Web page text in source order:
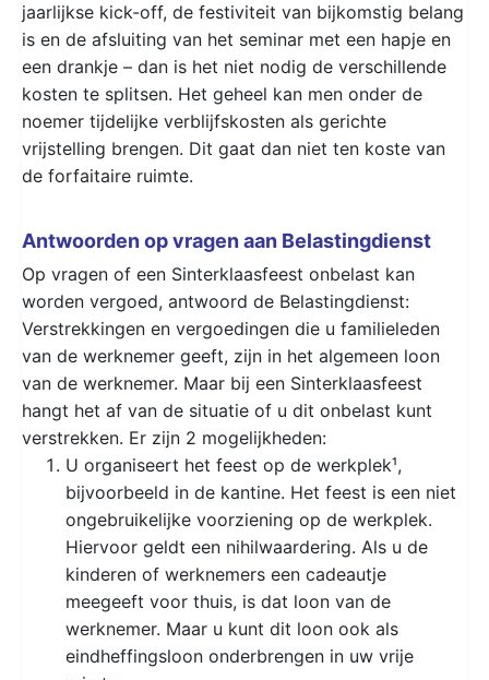
jaarlijkse kick-off, de festiviteit van bijkomstig belang
is en de afsluiting van het seminar met een hapje en
een drankje – dan is het niet nodig de verschillende
kosten te splitsen. Het geheel kan men onder de
noemer tijdelijke verblijfskosten als gerichte
vrijstelling brengen. Dit gaat dan niet ten koste van
de forfaitaire ruimte.
Antwoorden op vragen aan Belastingdienst
Op vragen of een Sinterklaasfeest onbelast kan
worden vergoed, antwoord de Belastingdienst:
Verstrekkingen en vergoedingen die u familieleden
van de werknemer geeft, zijn in het algemeen loon
van de werknemer. Maar bij een Sinterklaasfeest
hangt het af van de situatie of u dit onbelast kunt
verstrekken. Er zijn 2 mogelijkheden:
U organiseert het feest op de werkplek¹,
bijvoorbeeld in de kantine. Het feest is een niet
ongebruikelijke voorziening op de werkplek.
Hiervoor geldt een nihilwaardering. Als u de
kinderen of werknemers een cadeautje
meegeeft voor thuis, is dat loon van de
werknemer. Maar u kunt dit loon ook als
eindheffingsloon onderbrengen in uw vrije